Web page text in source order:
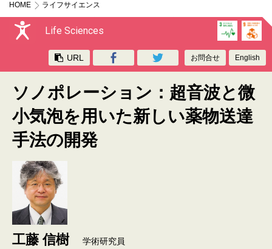
HOME
ライフサイエンス
ソノポレーション：超音波と微小気泡を用いた新しい薬物送達手法の開発
Life Sciences
URL お問合せ English
ソノポレーション：超音波と微
小気泡を用いた新しい薬物送達
手法の開発
工藤 信樹
学術研究員